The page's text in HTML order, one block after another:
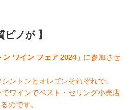
ピノが 】
ン ワイン フェア 2024」 に参加させ
ントンとオレゴンそれぞれで、
ワインでベスト・セリング小売店
のです。